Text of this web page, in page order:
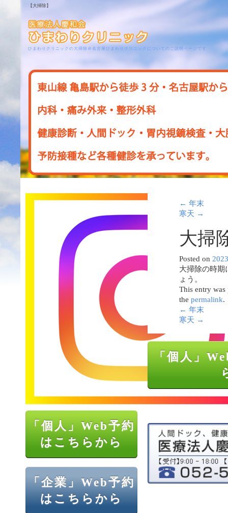
【大掃除】
ひまわりクリニックの大掃除＠名古屋ひまわりクリニックについてのご説明ページです
「個人」Web予約
はこちらから
「企業」Web予約
はこちらから
← 年末
寒天 →
大掃
Posted on
大掃除の時期
ょう。
This entry
the permalink.
← 年末
寒天 →
「個人」